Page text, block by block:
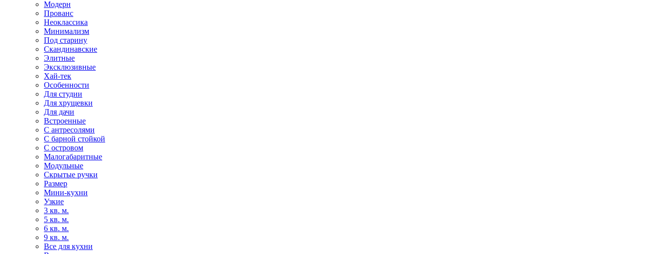
Модерн
Прованс
Неоклассика
Минимализм
Под старину
Скандинавские
Элитные
Эксклюзивные
Хай-тек
Особенности
Для студии
Для хрущевки
Для дачи
Встроенные
С антресолями
С барной стойкой
С островом
Малогабаритные
Модульные
Скрытые ручки
Размер
Мини-кухни
Узкие
3 кв. м.
5 кв. м.
6 кв. м.
9 кв. м.
Все для кухни